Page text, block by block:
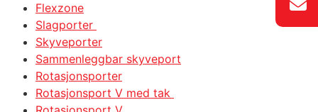
Flexzone
Slagporter
Skyveporter
Sammenleggbar skyveport
Rotasjonsporter
Rotasjonsport V med tak